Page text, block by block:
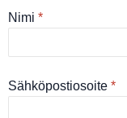
Nimi *
Sähköpostiosoite *